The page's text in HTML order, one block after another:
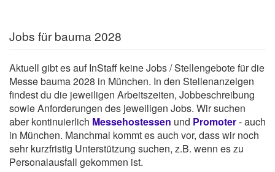
Jobs für bauma 2028
Aktuell gibt es auf InStaff keine Jobs / Stellengebote für die
Messe bauma 2028 in München. In den Stellenanzeigen
findest du die jeweiligen Arbeitszeiten, Jobbeschreibung
sowie Anforderungen des jeweiligen Jobs. Wir suchen
aber kontinuierlich Messehostessen und Promoter- auch
in München. Manchmal kommt es auch vor, dass wir noch
sehr kurzfristig Unterstützung suchen, z.B. wenn es zu
Personalausfall gekommen ist.